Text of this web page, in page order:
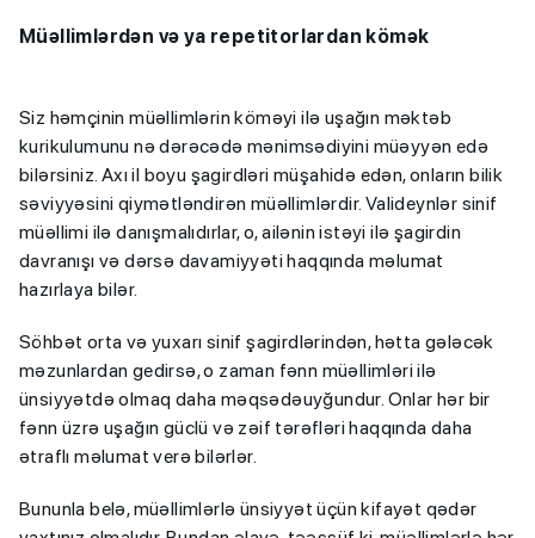
Müəllimlərdən və ya repetitorlardan kömək
Siz həmçinin müəllimlərin köməyi ilə uşağın məktəb
kurikulumunu nə dərəcədə mənimsədiyini müəyyən edə
bilərsiniz. Axı il boyu şagirdləri müşahidə edən, onların bilik
səviyyəsini qiymətləndirən müəllimlərdir. Valideynlər sinif
müəllimi ilə danışmalıdırlar, o, ailənin istəyi ilə şagirdin
davranışı və dərsə davamiyyəti haqqında məlumat
hazırlaya bilər.
Söhbət orta və yuxarı sinif şagirdlərindən, hətta gələcək
məzunlardan gedirsə, o zaman fənn müəllimləri ilə
ünsiyyətdə olmaq daha məqsədəuyğundur. Onlar hər bir
fənn üzrə uşağın güclü və zəif tərəfləri haqqında daha
ətraflı məlumat verə bilərlər.
Bununla belə, müəllimlərlə ünsiyyət üçün kifayət qədər